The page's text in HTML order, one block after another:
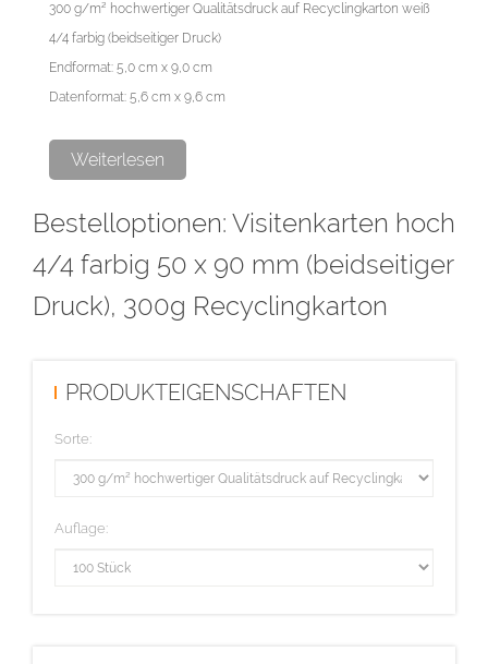
300 g/m² hochwertiger Qualitätsdruck auf Recyclingkarton weiß
4/4 farbig (beidseitiger Druck)
Endformat: 5,0 cm x 9,0 cm
Datenformat: 5,6 cm x 9,6 cm
Diese Auflage wird im hochwertigen Digitaldruck hergestellt.
Weiterlesen
Bestelloptionen: Visitenkarten hoch
4/4 farbig 50 x 90 mm (beidseitiger
Druck), 300g Recyclingkarton
PRODUKTEIGENSCHAFTEN
Sorte:
Auflage: